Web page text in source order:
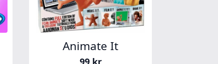
Animate It
99 kr